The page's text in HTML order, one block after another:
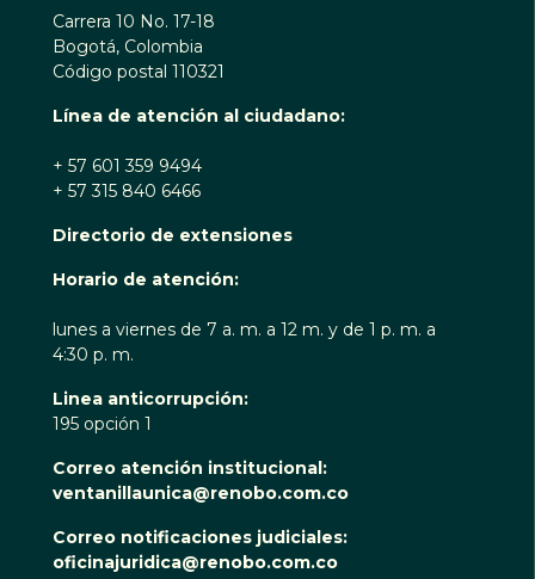
Carrera 10 No. 17-18
Bogotá, Colombia
Código postal 110321
Línea de atención al ciudadano:
+ 57 601 359 9494
+ 57 315 840 6466
Directorio de extensiones
Horario de atención:
lunes a viernes de 7 a. m. a 12 m. y de 1 p. m. a
4:30 p. m.
Linea anticorrupción:
195 opción 1
Correo atención institucional:
ventanillaunica@renobo.com.co
Correo notificaciones judiciales:
oficinajuridica@renobo.com.co